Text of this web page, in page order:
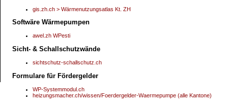
gis.zh.ch > Wärmenutzungsatlas Kt. ZH
Softwäre Wärmepumpen
awel.zh WPesti
Sicht- & Schallschutzwände
sichtschutz-schallschutz.ch
Formulare für Fördergelder
WP-Systemmodul.ch
heizungsmacher.ch/wissen/Foerdergelder-Waermepumpe (alle Kantone)